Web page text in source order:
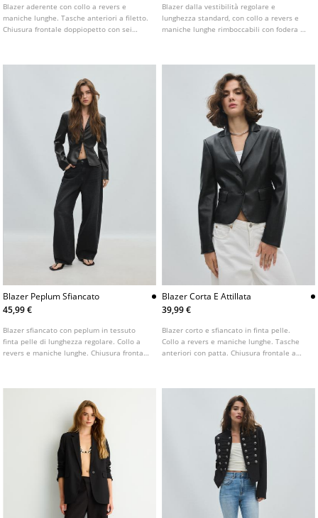
Blazer aderente con collo a revers e
maniche lunghe. Tasche anteriori a filetto.
Chiusura frontale doppiopetto con sei
Blazer dalla vestibilità regolare e
lunghezza standard, con collo a revers e
maniche lunghe rimboccabili con fodera a
bottone.
Blazer Peplum Sfiancato
45,99 €
Blazer sfiancato con peplum in tessuto
finta pelle di lunghezza regolare. Collo a
revers e maniche lunghe. Chiusura frontale
Blazer Corta E Attillata
39,99 €
Blazer corto e sfiancato in finta pelle.
Collo a revers e maniche lunghe. Tasche
anteriori con patta. Chiusura frontale a